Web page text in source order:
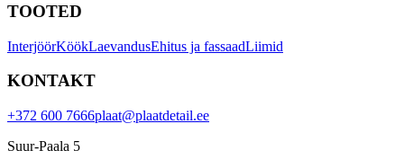
TOOTED
InterjöörKöökLaevandusEhitus ja fassaadLiimid
KONTAKT
+372 600 7666plaat@plaatdetail.ee
Suur-Paala 5